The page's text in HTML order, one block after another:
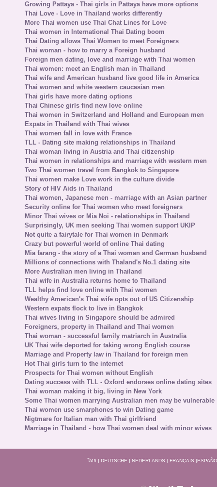
Growing Pattaya - Thai girls in Pattaya have more options
Thai Love - Love in Thailand works differently
More Thai women use Thai Chat Lines for Love
Thai women in International Thai Dating boom
Thai Dating allows Thai Women to meet Foreigners
Thai woman - how to marry a Foreign husband
Foreign men dating, love and marriage with Thai women
Thai women: meet an English man in Thailand
Thai wife and American husband live good life in America
Thai women and white western caucasian men
Thai girls have more dating options
Thai Chinese girls find new love online
Thai women in Switzerland and Holland and European men
Expats in Thailand with Thai wives
Thai women fall in love with France
TLL - Dating site making relationships in Thailand
Thai woman living in Austria and Thai citizenship
Thai women in relationships and marriage with western men
Two Thai women travel from Bangkok to Singapore
Thai women make Love work in the culture divide
Story of HIV Aids in Thailand
Thai women, Japanese men - marriage with an Asian partner
Security online for Thai women who meet foreigners
Minor Thai wives or Mia Noi - relationships in Thailand
Surprisingly, UK men seeking Thai women support UKIP
Not quite a fairytale for Thai women in Denmark
Crazy but powerful world of online Thai dating
Mia farang - the story of a Thai woman and German husband
Millions of connections with Thaland's No.1 dating site
More Australian men living in Thailand
Thai wife in Australia returns home to Thailand
TLL helps find love online with Thai women
Wealthy American's Thai wife opts out of US Citizenship
Western expats flock to live in Bangkok
Thai wives living in Singapore should be admired
Foreigners, property in Thailand and Thai women
Thai woman - successful family matriarch in Australia
UK Thai wife deported for taking wrong English course
Marriage and Property law in Thailand for foreign men
Hot Thai girls turn to the internet
Prospects for Thai women without English
Dating success with TLL - Oxford endorses online dating sites
Thai woman making it big, living in New York
Some Thai women marrying Australian men may be vulnerable
Thai women use smarphones to win Dating game
Nigtmare for Italian man with Thai girlfriend
Marriage in Thailand - how Thai women deal with minor wives
ไทย | DEUTSCHE | NEDERLANDS | FRANÇAIS |